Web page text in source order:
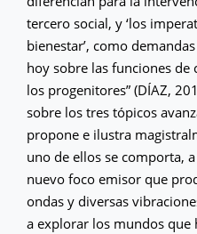
tercero social, y ‘los
bienestar’, como
hoy sobre las funciones de
los progenitores” (DÍAZ,
sobre los tres tópicos
propone e ilustra
uno de ellos se comporta,
nuevo foco emisor que
ondas y diversas
a explorar los mundos que